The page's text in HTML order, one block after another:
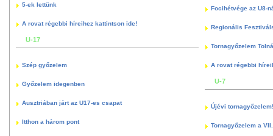
5-ek lettünk
A rovat régebbi híreihez kattintson ide!
U-17
Szép győzelem
Győzelem idegenben
Ausztriában járt az U17-es csapat
Itthon a három pont
Focihétvége az U8-
Regionális
Tornagyőzelem
A rovat régebbi
U-7
Újévi tornagyőzelem!
Tornagyőzelem a